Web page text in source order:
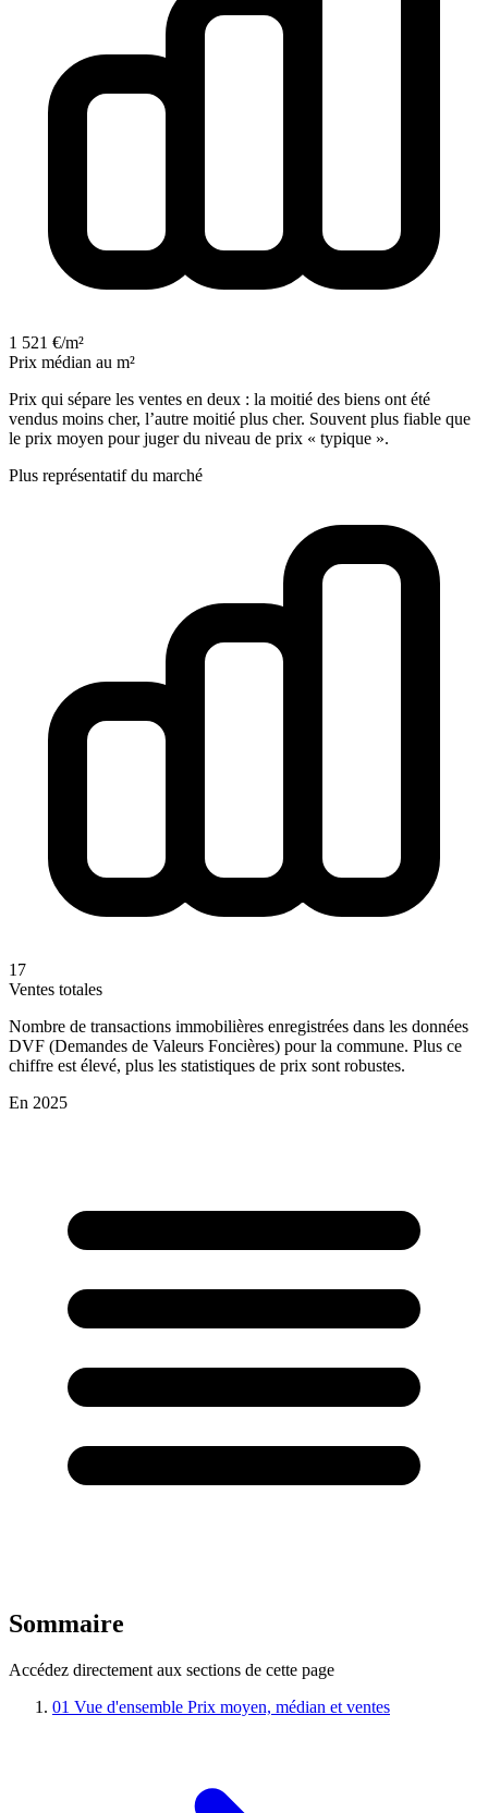
1 521 €/m²
Prix médian au m²
Prix qui sépare les ventes en deux : la moitié des biens ont été
vendus moins cher, l’autre moitié plus cher. Souvent plus fiable que
le prix moyen pour juger du niveau de prix « typique ».
Plus représentatif du marché
17
Ventes totales
Nombre de transactions immobilières enregistrées dans les données
DVF (Demandes de Valeurs Foncières) pour la commune. Plus ce
chiffre est élevé, plus les statistiques de prix sont robustes.
En 2025
Sommaire
Accédez directement aux sections de cette page
01 Vue d'ensemble Prix moyen, médian et ventes